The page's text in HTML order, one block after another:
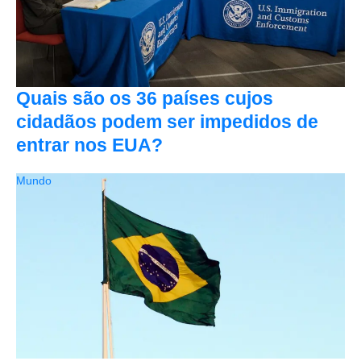
Quais são os 36 países cujos
cidadãos podem ser impedidos de
entrar nos EUA?
Mundo